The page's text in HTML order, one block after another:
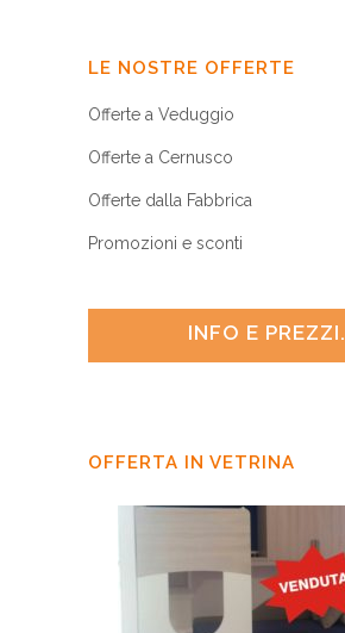
LE NOSTRE OFFERTE
Offerte a Veduggio
Offerte a Cernusco
Offerte dalla Fabbrica
Promozioni e sconti
INFO E PREZZI.
OFFERTA IN VETRINA